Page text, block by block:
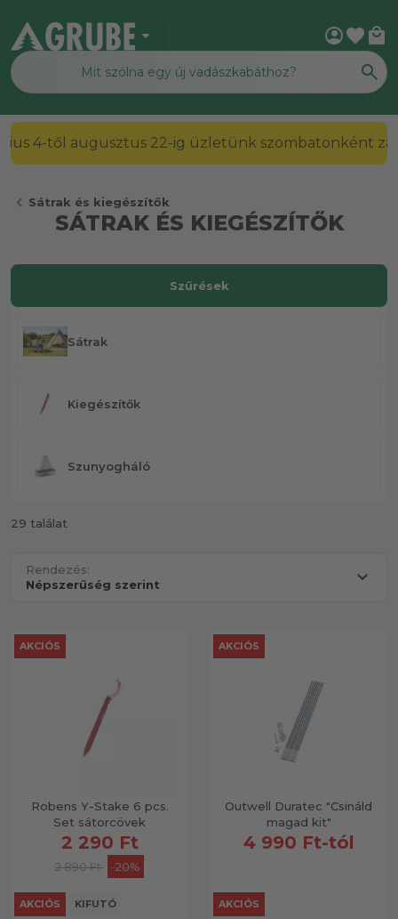
arrow_drop_down account_circlefavorite local_mall
2026. július 4-től augusztus 22-ig üzletünk
chevron_left Sátrak és kiegészítők
SÁTRAK ÉS KIEGÉSZÍTŐK
Sátrak
Kiegészítők
Szunyogháló
29 találat
Rendezés:
Robens Y-Stake 6 pcs.
Set sátorcövek
AKCIÓS
2 290 Ft
2 890 Ft -20%
Outwell Duratec "Csináld
magad kit"
AKCIÓS
4 990 Ft-tól
AKCIÓS KIFUTÓ AKCIÓS
Szűrések